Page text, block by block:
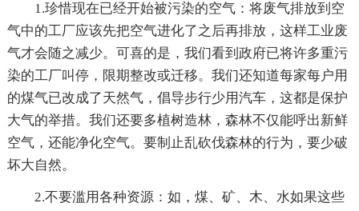
1.珍惜现在已经开始被污染的空气：将废气排放到空
气中的工厂应该先把空气进化了之后再排放，这样工业废
气才会随之减少。可喜的是，我们看到政府已将许多重污
染的工厂叫停，限期整改或迁移。我们还知道每家每户用
的煤气已改成了天然气，倡导步行少用汽车，这都是保护
大气的举措。我们还要多植树造林，森林不仅能呼出新鲜
空气，还能净化空气。要制止乱砍伐森林的行为，要少破
坏大自然。
2.不要滥用各种资源：如，煤、矿、木、水如果这些